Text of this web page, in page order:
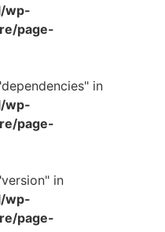
wp-
page-
in
wp-
page-
in
wp-
page-